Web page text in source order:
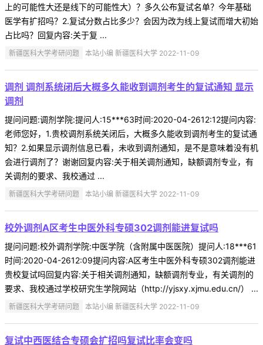
上的可能性大还是线下的可能性大）？多久公布复试名单？今年基础
医学有扩招吗？2.复试分数占比多少？会因为改为线上复试而增大初始
占比吗？回复内容:关于复 ...
新疆医科大学考研问题 本站小编 新疆医科大学 2022-11-09
调剂 调剂系统闭后大概多久能收到调剂考生的复试通知 显示
调剂
提问问题:调剂学院:提问人:15***63时间:2020-04-2612:12提问内容:
老师您好，1.贵校调剂系统关闭后，大概多久能收到调剂考生的复试通
知？2.如果显示调剂信息已看，未收到调剂通知，是不是意味着没有机
会进行调剂了？谢谢回复内容:关于相关调剂通知，缺额调剂专业，有
关调剂的要求、我校通过 ...
新疆医科大学考研问题 本站小编 新疆医科大学 2022-11-09
校外调剂A区考生中医外科专硕302调剂能进复试吗
提问问题:校外调剂学院:中医学院（含附属中医医院）提问人:18***61
时间:2020-04-2612:09提问内容:A区考生中医外科专硕302调剂能进
贵校复试吗回复内容:关于相关调剂通知，缺额调剂专业，有关调剂的
要求、我校通过学校研究生学院网站（http://yjsxy.xjmu.edu.cn/） ...
新疆医科大学考研问题 本站小编 新疆医科大学 2022-11-09
复试中西医结合专硕会扩招吗复试比率会变吗